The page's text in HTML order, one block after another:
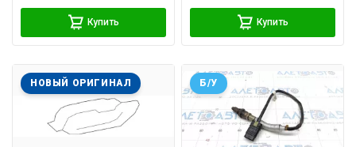
Купить Купить
НОВЫЙ ОРИГИНАЛ Б/У